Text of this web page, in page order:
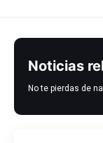
Noticias
No te pierdas de